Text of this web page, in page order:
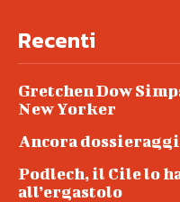
Recenti
Gretchen Dow
New Yorker
Ancora
Podlech, il Cile lo
all’ergastolo